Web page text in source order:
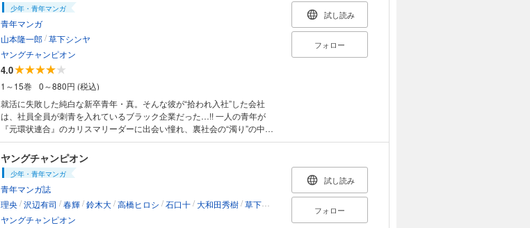
少年・青年マンガ
青年マンガ
山本隆一郎/草下シンヤ
ヤングチャンピオン
4.0
1～15巻
0～880円 (税込)
就活に失敗した純白な新卒青年・真。そんな彼が“拾われ入社”した会社
は、社員全員が刺青を入れているブラック企業だった…!! 一人の青年が
『元環状連合』のカリスマリーダーに出会い憧れ、裏社会の“濁り”の中で
灰色に染まってゆく……。東京アンダーグラウンド狂想詩、開劇ッ!!
試し読み
フォロー
ヤングチャンピオン
少年・青年マンガ
青年マンガ誌
理央/沢辺有司 /春輝/鈴木大/高橋ヒロシ /石口十/大和田秀樹/草下シンヤ
ヤングチャンピオン
試し読み
フォロー